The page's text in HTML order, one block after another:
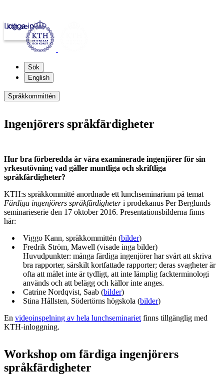
kth.se
Logga in
Sök
English
Språkkommittén
Ingenjörers språkfärdigheter
Hur bra förberedda är våra examinerade ingenjörer för sin
yrkesutövning vad gäller muntliga och skriftliga
språkfärdigheter?
KTH:s språkkommitté anordnade ett lunchseminarium på temat
Färdiga ingenjörers språkfärdigheteri prodekanus Per Berglunds
seminarieserie den 17 oktober 2016. Presentationsbilderna finns
här:
Viggo Kann, språkkommittén (bilder)
Fredrik Ström, Mawell (visade inga bilder)
Huvudpunkter: många färdiga ingenjörer har svårt att skriva
bra rapporter, särskilt kortfattade rapporter; deras svagheter är
ofta att målet inte är tydligt, att inte lämplig fackterminologi
används och att belägg och källor inte anges.
Catrine Nordqvist, Saab (bilder)
Stina Hållsten, Södertörns högskola (bilder)
En videoinspelning av hela lunchseminariet finns tillgänglig med
KTH-inloggning.
Workshop om färdiga ingenjörers
språkfärdigheter